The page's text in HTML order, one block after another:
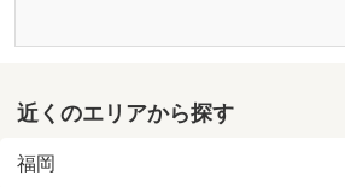
近くのエリアから探す
福岡